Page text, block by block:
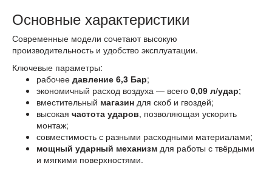
Основные характеристики
Современные модели сочетают высокую
производительность и удобство эксплуатации.
Ключевые параметры:
рабочее давление 6,3 Бар;
экономичный расход воздуха — всего 0,09 л/удар;
вместительный магазин для скоб и гвоздей;
высокая частота ударов, позволяющая ускорить
монтаж;
совместимость с разными расходными материалами;
мощный ударный механизм для работы с твёрдыми
и мягкими поверхностями.